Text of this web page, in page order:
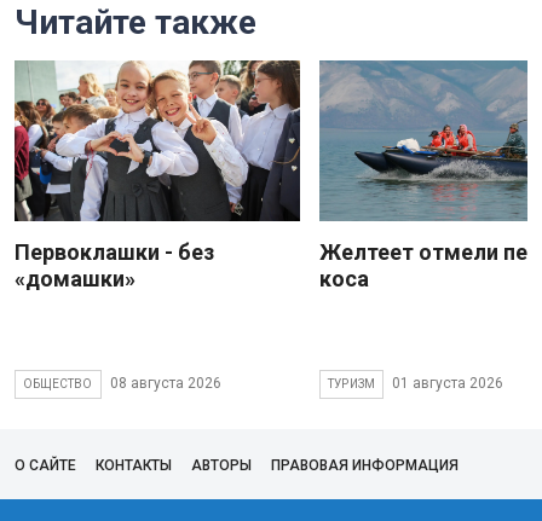
Читайте также
Первоклашки - без
«домашки»
ОБЩЕСТВО 08 августа 2026
Желтеет отмели
коса
ТУРИЗМ 01 августа 2026
О САЙТЕ КОНТАКТЫ АВТОРЫ ПРАВОВАЯ ИНФОРМАЦИЯ